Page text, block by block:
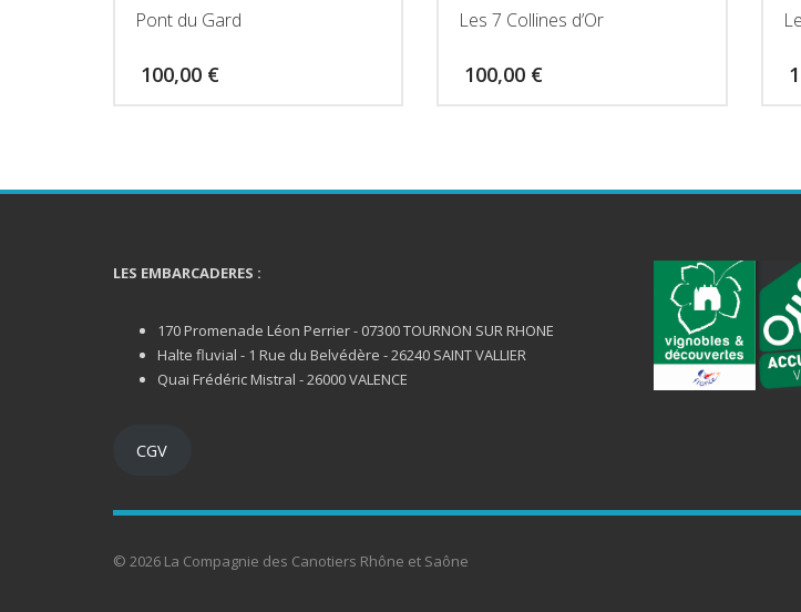
Pont du Gard
100,00 €
Les 7 Collines d’Or
100,00 €
LES EMBARCADERES :
170 Promenade Léon Perrier - 07300 TOURNON SUR RHONE
Halte fluvial - 1 Rue du Belvédère - 26240 SAINT VALLIER
Quai Frédéric Mistral - 26000 VALENCE
CGV
© 2026 La Compagnie des Canotiers Rhône et Saône